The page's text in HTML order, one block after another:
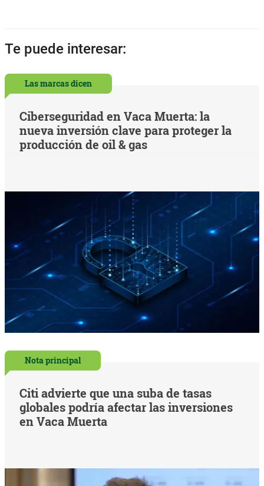
Te puede interesar:
Las marcas dicen
Ciberseguridad en Vaca Muerta: la
nueva inversión clave para proteger la
producción de oil & gas
Nota principal
Citi advierte que una suba de tasas
globales podría afectar las inversiones
en Vaca Muerta